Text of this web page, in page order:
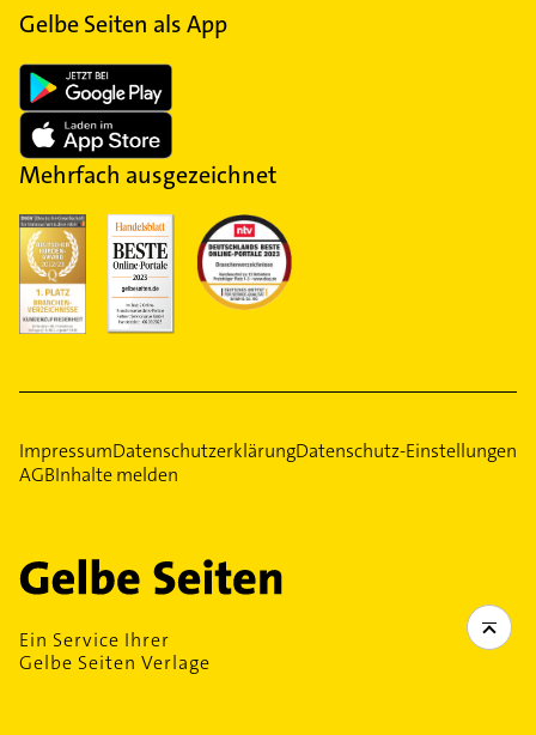
Gelbe Seiten als App
Mehrfach ausgezeichnet
ImpressumDatenschutzerklärungDatenschutz-Einstellungen
AGBInhalte melden
Ein Service Ihrer
Gelbe Seiten Verlage